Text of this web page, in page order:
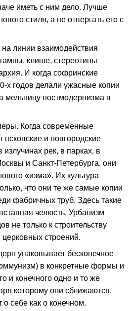
иметь с ним дело. Лучше
стиля, а не отвергать его с
линии взаимодействия
клише, стереотипы
И когда софринские
х годов делали ужасные копии
мельницу постмодернизма в
Когда современные
псковские и новгородские
рек, в парках, в
и Санкт-Петербурга, они
«изма». Их культура
что они те же самые копии
фабричных труб. Здесь такие
челюсть. Урбанизм
не только к строительству
строений.
упаковывает бесконечное
в конкретные формы и
и конечного одно и то же
которому они сближаются.
о себе как о конечном.